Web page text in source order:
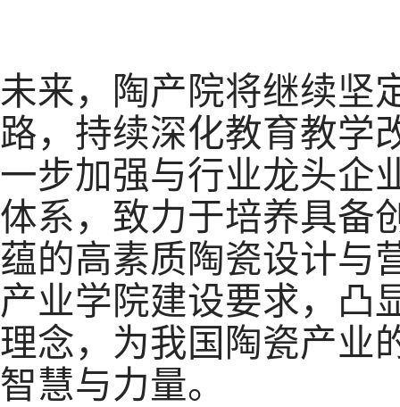
未来，陶产院将继续坚
路，持续深化教育教学
一步加强与行业龙头企
体系，致力于培养具备
蕴的高素质陶瓷设计与
产业学院建设要求，凸
理念，为我国陶瓷产业
智慧与力量。